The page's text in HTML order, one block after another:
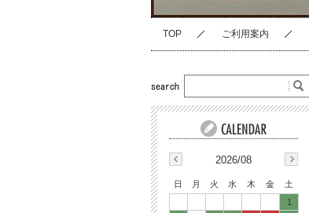
TOP ご利用案内
2026/08
日 月 火 水 木 金
土
1